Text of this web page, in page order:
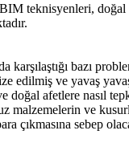
teknisyenleri,
karşılaştığı bazı
edilmiş ve yavaş
doğal afetlere nasıl
malzemelerin ve
çıkmasına sebep